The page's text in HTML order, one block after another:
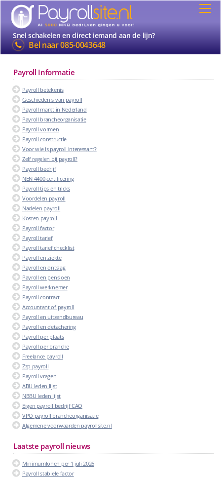
Snel schakelen en direct iemand aan de lijn?
Bel naar085-0043648
Payroll Informatie
Payroll betekenis
Geschiedenis van payroll
Payroll markt in Nederland
Payroll brancheorganisatie
Payroll vormen
Payroll constructie
Voor wie is payroll interessant?
Zelf regelen bij payroll?
Payroll bedrijf
NEN 4400 certificering
Payroll tips en tricks
Voordelen payroll
Nadelen payroll
Kosten payroll
Payroll factor
Payroll tarief
Payroll tarief checklist
Payroll en ziekte
Payroll en ontslag
Payroll en pensioen
Payroll werknemer
Payroll contract
Accountant of payroll
Payroll en uitzendbureau
Payroll en detachering
Payroll per plaats
Payroll per branche
Freelance payroll
Zzp payroll
Payroll vragen
ABU leden lijst
NBBU leden lijst
Eigen payroll bedrijf CAO
VPO payroll brancheorganisatie
Algemene voorwaarden payrollsite.nl
Laatste payroll nieuws
Minimumlonen per 1 juli 2026
Payroll stabiele factor